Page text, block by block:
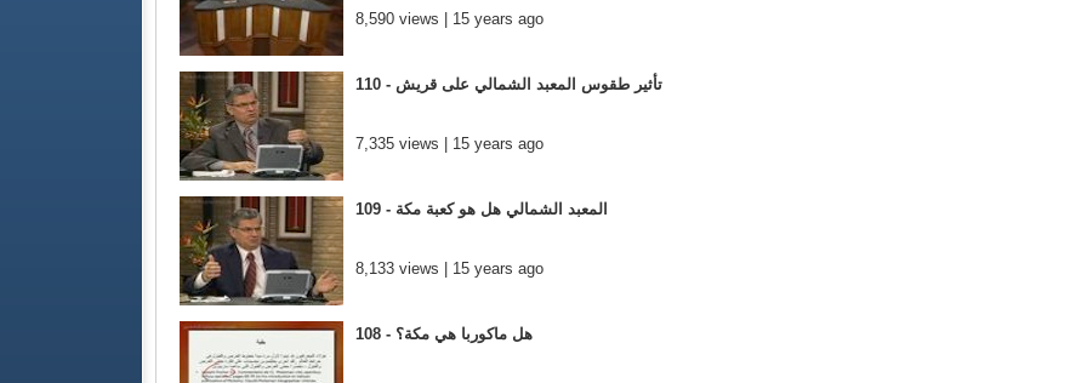
8,590 views | 15 years ago
110 - تأثير طقوس المعبد الشمالي على قريش
7,335 views | 15 years ago
109 - المعبد الشمالي هل هو كعبة مكة
8,133 views | 15 years ago
108 - هل ماكوربا هي مكة؟